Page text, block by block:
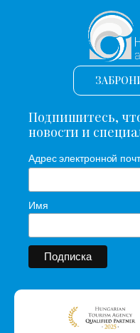
Подпишитесь,
новости и
Адрес электронной
Имя